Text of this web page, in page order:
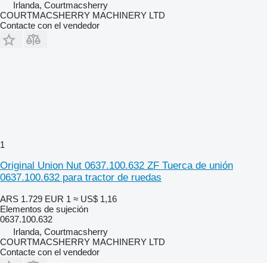
Irlanda, Courtmacsherry
COURTMACSHERRY MACHINERY LTD
Contacte con el vendedor
1
Original Union Nut 0637.100.632 ZF Tuerca de unión
0637.100.632 para tractor de ruedas
ARS 1.729 EUR 1 ≈ US$ 1,16
Elementos de sujeción
0637.100.632
Irlanda, Courtmacsherry
COURTMACSHERRY MACHINERY LTD
Contacte con el vendedor